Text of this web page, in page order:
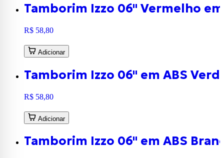
Tamborim Izzo 06" Vermelho
R$ 58,80
Adicionar
Tamborim Izzo 06" em ABS
R$ 58,80
Adicionar
Tamborim Izzo 06" em ABS